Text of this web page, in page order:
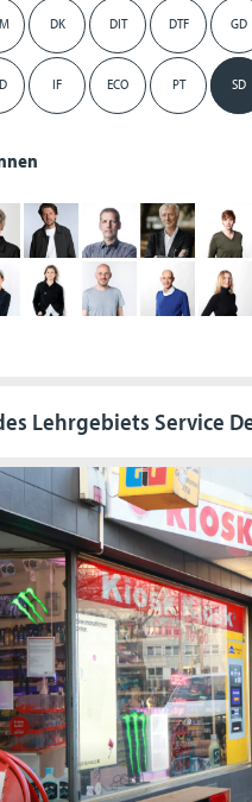
DK DIT DTF GD
IF ECO PT SD
Lehrgebiets Service